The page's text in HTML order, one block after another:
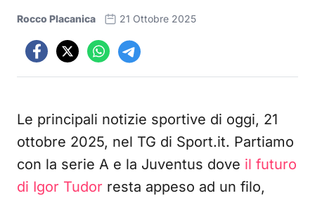
Rocco Placanica 21 Ottobre 2025
Le principali notizie sportive di oggi, 21
ottobre 2025, nel TG di Sport.it. Partiamo
con la serie A e la Juventus dove il futuro
di Igor Tudor resta appeso ad un filo,